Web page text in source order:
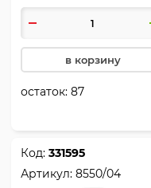
в корзину
остаток:87
Код:331595
Артикул:8550/04